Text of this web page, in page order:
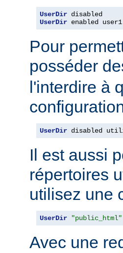
UserDir
UserDir enabled
Pour
posséder
l'interdire à
UserDir disabled
Il est aussi
répertoires
utilisez une
UserDir "public_html"
Avec une